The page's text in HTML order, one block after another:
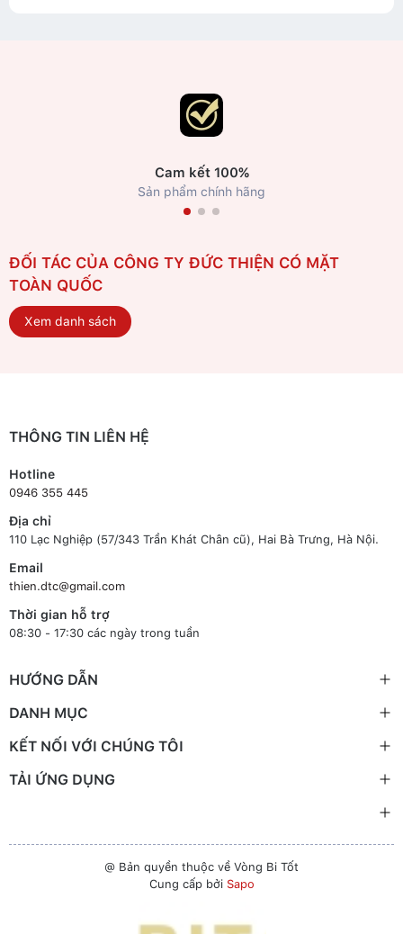
Cam kết 100%
Sản phẩm chính hãng
ĐỐI TÁC CỦA CÔNG TY ĐỨC THIỆN CÓ MẶT
TOÀN QUỐC
Xem danh sách
THÔNG TIN LIÊN HỆ
Hotline
0946 355 445
Địa chỉ
110 Lạc Nghiệp (57/343 Trần Khát Chân cũ), Hai Bà Trưng, Hà Nội.
Email
thien.dtc@gmail.com
Thời gian hỗ trợ
08:30 - 17:30 các ngày trong tuần
HƯỚNG DẪN
DANH MỤC
KẾT NỐI VỚI CHÚNG TÔI
TẢI ỨNG DỤNG
@ Bản quyền thuộc về Vòng Bi Tốt
Cung cấp bởi Sapo